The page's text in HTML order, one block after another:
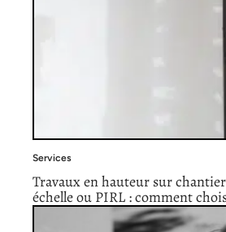
Services
Travaux en hauteur sur chantier
échelle ou PIRL : comment